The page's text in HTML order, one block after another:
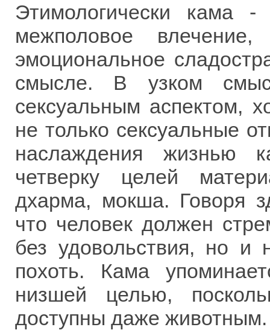
Этимологически кама
межполовое
эмоциональное
смысле. В узком
сексуальным аспектом,
не только сексуальные
наслаждения жизнью
четверку целей
дхарма, мокша. Говоря
что человек должен
без удовольствия, но и
похоть. Кама
низшей целью,
доступны даже животным.